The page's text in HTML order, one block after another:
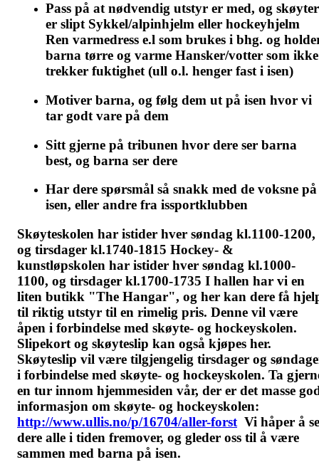
Pass på at nødvendig utstyr er med, og skøyter
er slipt Sykkel/alpinhjelm eller hockeyhjelm
Ren varmedress e.l som brukes i bhg. og
barna tørre og varme Hansker/votter som ikke
trekker fuktighet (ull o.l. henger fast i isen)
Motiver barna, og følg dem ut på isen hvor vi
tar godt vare på dem
Sitt gjerne på tribunen hvor dere ser barna
best, og barna ser dere
Har dere spørsmål så snakk med de voksne på
isen, eller andre fra issportklubben
Skøyteskolen har istider hver søndag kl.1100-1200,
og tirsdager kl.1740-1815 Hockey- &
kunstløpskolen har istider hver søndag kl.1000-
1100, og tirsdager kl.1700-1735 I hallen har vi en
liten butikk "The Hangar", og her kan dere få
til riktig utstyr til en rimelig pris. Denne vil være
åpen i forbindelse med skøyte- og hockeyskolen.
Slipekort og skøyteslip kan også kjøpes her.
Skøyteslip vil være tilgjengelig tirsdager og
i forbindelse med skøyte- og hockeyskolen. Ta
en tur innom hjemmesiden vår, der er det masse
informasjon om skøyte- og hockeyskolen:
http://www.ullis.no/p/16704/aller-forst Vi håper å se
dere alle i tiden fremover, og gleder oss til å være
sammen med barna på isen.